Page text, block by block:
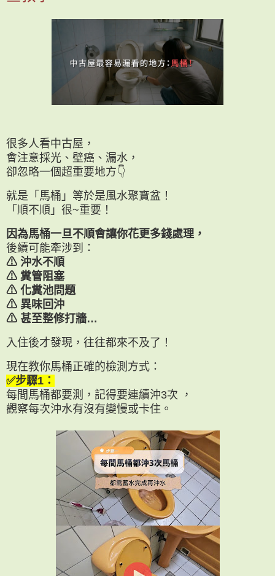
很多人看中古屋，
會注意採光、壁癌、漏水，
卻忽略一個超重要地方👇
就是「馬桶」等於是風水聚寶盆！
「順不順」很~重要！
因為馬桶一旦不順會讓你花更多錢處理，
後續可能牽涉到：
⚠ 沖水不順
⚠ 糞管阻塞
⚠ 化糞池問題
⚠ 異味回沖
⚠ 甚至整修打牆…
入住後才發現，往往都來不及了！
現在教你馬桶正確的檢測方式：
✅步驟1：
每間馬桶都要測，記得要連續沖3次 ，
觀察每次沖水有沒有變慢或卡住。